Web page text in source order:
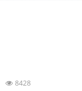
8428